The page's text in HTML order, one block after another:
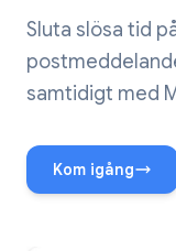
Sluta slösa tid
samtidigt med
Kom igång